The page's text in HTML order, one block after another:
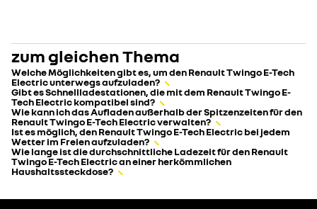
zum gleichen Thema
Welche Möglichkeiten gibt es, um den Renault Twingo E-Tech
Electric unterwegs aufzuladen?
Gibt es Schnellladestationen, die mit dem Renault Twingo E-
Tech Electric kompatibel sind?
Wie kann ich das Aufladen außerhalb der Spitzenzeiten für den
Renault Twingo E-Tech Electric verwalten?
Ist es möglich, den Renault Twingo E-Tech Electric bei jedem
Wetter im Freien aufzuladen?
Wie lange ist die durchschnittliche Ladezeit für den Renault
Twingo E-Tech Electric an einer herkömmlichen
Haushaltssteckdose?